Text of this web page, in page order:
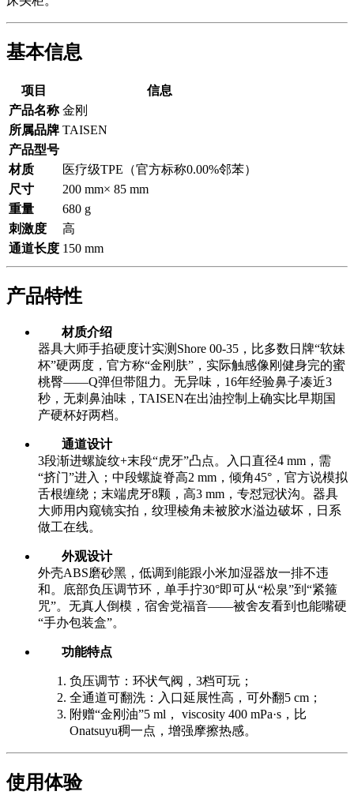
基本信息
项目
信息
产品名称 金刚
所属品牌 TAISEN
产品型号
材质
医疗级TPE（官方标称0.00%邻苯）
尺寸
200 mm× 85 mm
重量
680 g
刺激度
高
通道长度 150 mm
产品特性
材质介绍
器具大师手掐硬度计实测Shore 00-35，比多数日牌“软妹
杯”硬两度，官方称“金刚肤”，实际触感像刚健身完的蜜
桃臀——Q弹但带阻力。无异味，16年经验鼻子凑近3
秒，无刺鼻油味，TAISEN在出油控制上确实比早期国
产硬杯好两档。
通道设计
3段渐进螺旋纹+末段“虎牙”凸点。入口直径4 mm，需
“挤门”进入；中段螺旋脊高2 mm，倾角45°，官方说模拟
舌根缠绕；末端虎牙8颗，高3 mm，专怼冠状沟。器具
大师用内窥镜实拍，纹理棱角未被胶水溢边破坏，日系
做工在线。
外观设计
外壳ABS磨砂黑，低调到能跟小米加湿器放一排不违
和。底部负压调节环，单手拧30°即可从“松泉”到“紧箍
咒”。无真人倒模，宿舍党福音——被舍友看到也能嘴硬
“手办包装盒”。
功能特点
负压调节：环状气阀，3档可玩；
全通道可翻洗：入口延展性高，可外翻5 cm；
附赠“金刚油”5 ml， viscosity 400 mPa·s，比
Onatsuyu稠一点，增强摩擦热感。
使用体验